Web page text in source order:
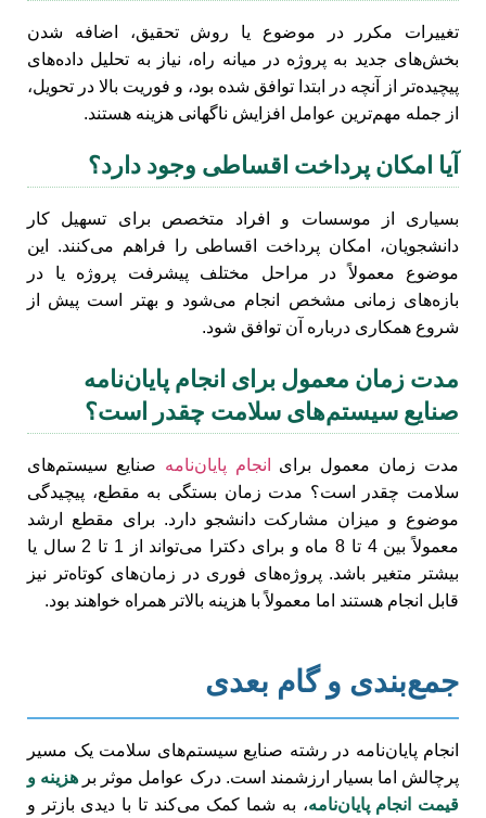
تغییرات مکرر در موضوع یا روش تحقیق، اضافه شدن
بخش‌های جدید به پروژه در میانه راه، نیاز به تحلیل داده‌های
پیچیده‌تر از آنچه در ابتدا توافق شده بود، و فوریت بالا در تحویل،
از جمله مهم‌ترین عوامل افزایش ناگهانی هزینه هستند.
آیا امکان پرداخت اقساطی وجود دارد؟
بسیاری از موسسات و افراد متخصص برای تسهیل کار
دانشجویان، امکان پرداخت اقساطی را فراهم می‌کنند. این
موضوع معمولاً در مراحل مختلف پیشرفت پروژه یا در
بازه‌های زمانی مشخص انجام می‌شود و بهتر است پیش از
شروع همکاری درباره آن توافق شود.
مدت زمان معمول برای انجام پایان‌نامه
صنایع سیستم‌های سلامت چقدر است؟
مدت زمان معمول برای انجام پایان‌نامه صنایع سیستم‌های
سلامت چقدر است؟ مدت زمان بستگی به مقطع، پیچیدگی
موضوع و میزان مشارکت دانشجو دارد. برای مقطع ارشد
معمولاً بین 4 تا 8 ماه و برای دکترا می‌تواند از 1 تا 2 سال یا
بیشتر متغیر باشد. پروژه‌های فوری در زمان‌های کوتاه‌تر نیز
قابل انجام هستند اما معمولاً با هزینه بالاتر همراه خواهند بود.
جمع‌بندی و گام بعدی
انجام پایان‌نامه در رشته صنایع سیستم‌های سلامت یک مسیر
پرچالش اما بسیار ارزشمند است. درک عوامل موثر بر هزینه و
قیمت انجام پایان‌نامه، به شما کمک می‌کند تا با دیدی بازتر و